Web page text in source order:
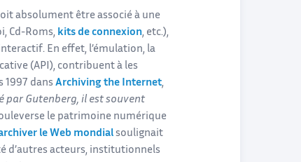
absolument être associé à une
Cd-Roms, kits de connexion, etc.),
En effet, l’émulation, la
(API), contribuent à les
1997 dans Archiving the Internet,
par Gutenberg, il est souvent
le patrimoine numérique
le Web mondial soulignait
d’autres acteurs, institutionnels